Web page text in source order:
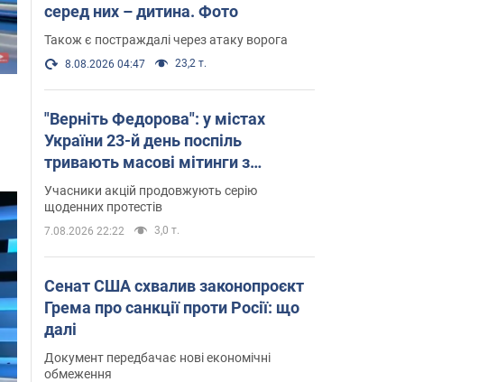
серед них – дитина. Фото
Також є постраждалі через атаку ворога
8.08.2026 04:47 23,2 т.
"Верніть Федорова": у містах
України 23-й день поспіль
тривають масові мітинги з
картонками. Фото і відео
Учасники акцій продовжують серію
щоденних протестів
7.08.2026 22:22 3,0 т.
Сенат США схвалив законопроєкт
Грема про санкції проти Росії: що
далі
Документ передбачає нові економічні
обмеження